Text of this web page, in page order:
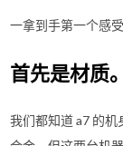
一拿到手第一个感
首先是材质。
我们都知道 a7 的机